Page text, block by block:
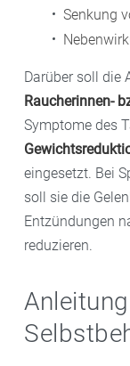
Senkung
Darüber soll die
Raucherinnen-
Symptome des
eingesetzt. Bei
soll sie die
Entzündungen
reduzieren.